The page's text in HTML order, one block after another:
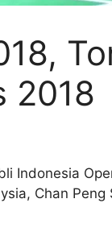
2018
Chan